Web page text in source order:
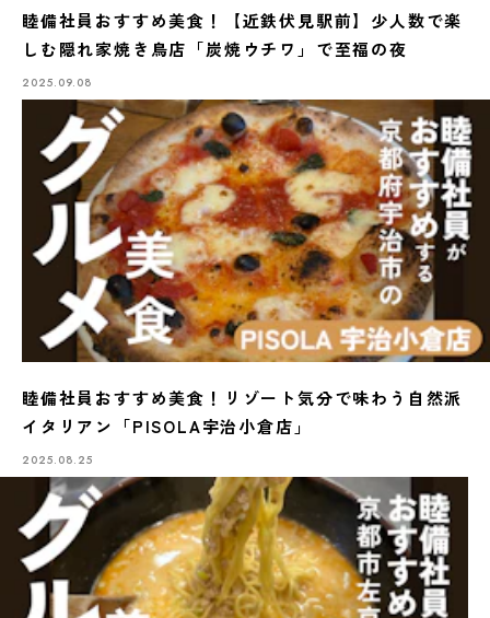
睦備社員おすすめ美食！【近鉄伏見駅前】少人数で楽
しむ隠れ家焼き鳥店「炭焼ウチワ」で至福の夜
2025.09.08
睦備社員おすすめ美食！リゾート気分で味わう自然派
イタリアン「PISOLA宇治小倉店」
2025.08.25